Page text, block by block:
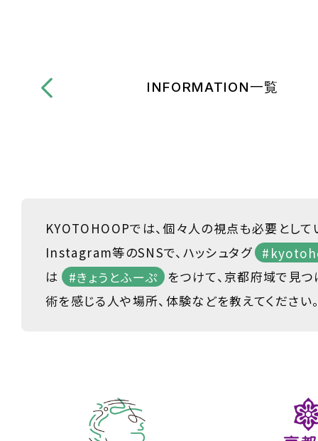
INFORMATION一覧
KYOTOHOOPでは、個々人の視点も必要として
Instagram等のSNSで、ハッシュタグ
は
#きょうとふーぷ
をつけて、京都府域で見
術を感じる人や場所、体験などを教えてください